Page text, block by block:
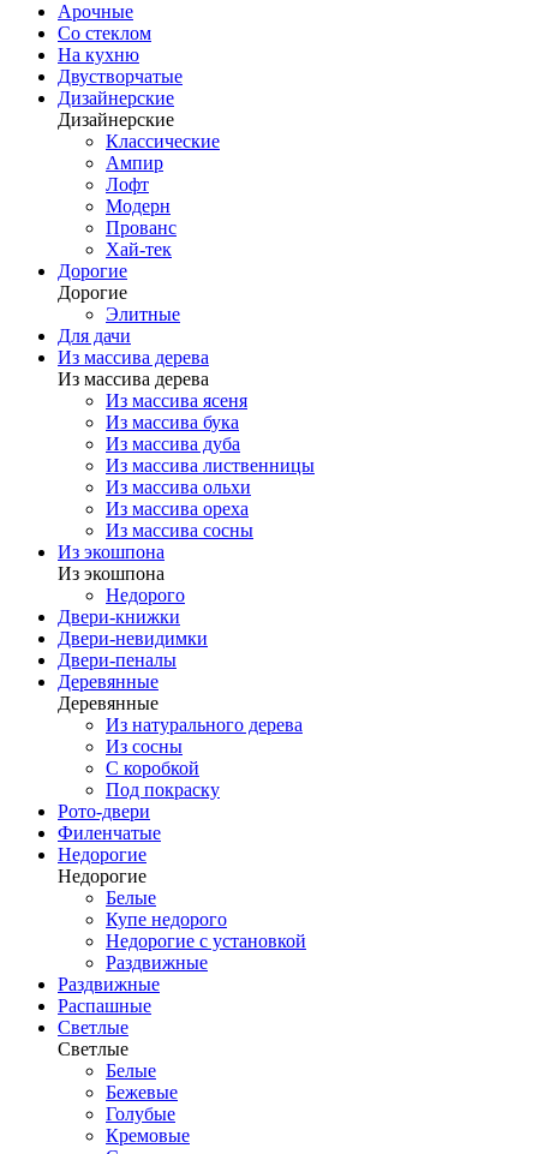
Арочные
Со стеклом
На кухню
Двустворчатые
Дизайнерские
Дизайнерские
Классические
Ампир
Лофт
Модерн
Прованс
Хай-тек
Дорогие
Дорогие
Элитные
Для дачи
Из массива дерева
Из массива дерева
Из массива ясеня
Из массива бука
Из массива дуба
Из массива лиственницы
Из массива ольхи
Из массива ореха
Из массива сосны
Из экошпона
Из экошпона
Недорого
Двери-книжки
Двери-невидимки
Двери-пеналы
Деревянные
Деревянные
Из натурального дерева
Из сосны
С коробкой
Под покраску
Рото-двери
Филенчатые
Недорогие
Недорогие
Белые
Купе недорого
Недорогие с установкой
Раздвижные
Раздвижные
Распашные
Светлые
Светлые
Белые
Бежевые
Голубые
Кремовые